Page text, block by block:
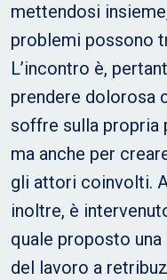
mettendosi
problemi possono
L’incontro è,
prendere dolorosa
soffre sulla propria
ma anche per
gli attori coinvolti.
inoltre, è
quale proposto
del lavoro a